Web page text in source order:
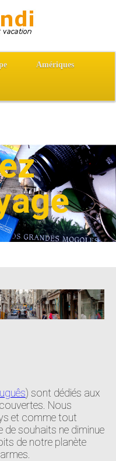
Amériques
) sont dédiés aux
Nous
et comme tout
souhaits ne diminue
de notre planète